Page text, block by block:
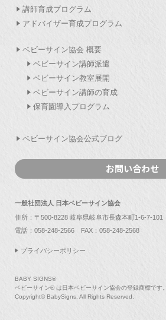
講師育成プログラム
アドバイザー育成プログラム
ベビーサイン協会 概要
ベビーサイン講師派遣
ベビーサイン教室展開
ベビーサイン講師の育成
保育園導入プログラム
ベビーサイン協会公式ブログ
お問い合わせ
一般社団法人 日本ベビーサイン協会
住所：〒500-8228 岐阜県岐阜市長森本町1-6-7-101
電話： 058-248-2566 FAX：058-248-2568
プライバシーポリシー
BABY SIGNS®
ベビーサイン® は日本ベビーサイン協会の登録商標です。
Copyright© BabySigns. All Rights Reserved.